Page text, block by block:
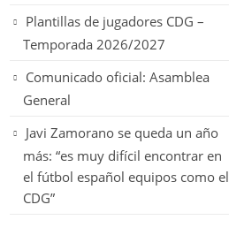
Plantillas de jugadores CDG –
Temporada 2026/2027
Comunicado oficial: Asamblea
General
Javi Zamorano se queda un año
más: “es muy difícil encontrar en
el fútbol español equipos como el
CDG”